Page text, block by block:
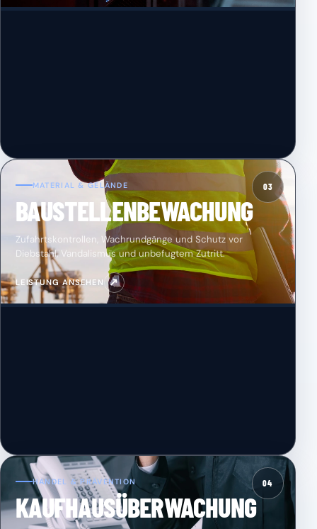
03
MATERIAL & GELÄNDE
BAUSTELLENBEWACHUNG
Zufahrtskontrollen, Wachrundgänge und Schutz vor
Diebstahl, Vandalismus und unbefugtem Zutritt.
LEISTUNG ANSEHEN ↗
04
HANDEL & PRÄVENTION
KAUFHAUSÜBERWACHUNG